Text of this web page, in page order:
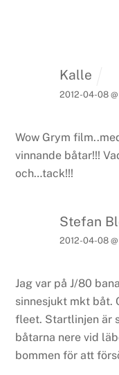
Kalle
2012-04-08 @
Wow Grym
vinnande båtar!!!
och…tack!!!
Stefan
2012-04-08
Jag var på J/80
sinnesjukt mkt båt.
fleet. Startlinjen är
båtarna nere vid
bommen för att